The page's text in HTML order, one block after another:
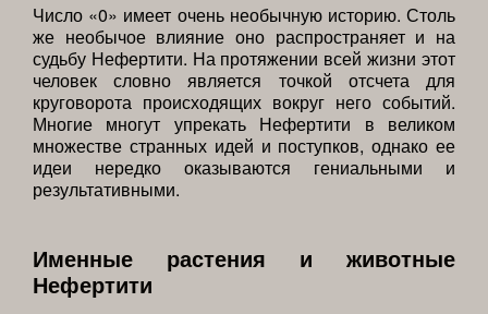
Число «0» имеет очень необычную историю. Столь
же необычое влияние оно распространяет и на
судьбу Нефертити. На протяжении всей жизни этот
человек словно является точкой отсчета для
круговорота происходящих вокруг него событий.
Многие многут упрекать Нефертити в великом
множестве странных идей и поступков, однако ее
идеи нередко оказываются гениальными и
результативными.
Именные растения и животные
Нефертити